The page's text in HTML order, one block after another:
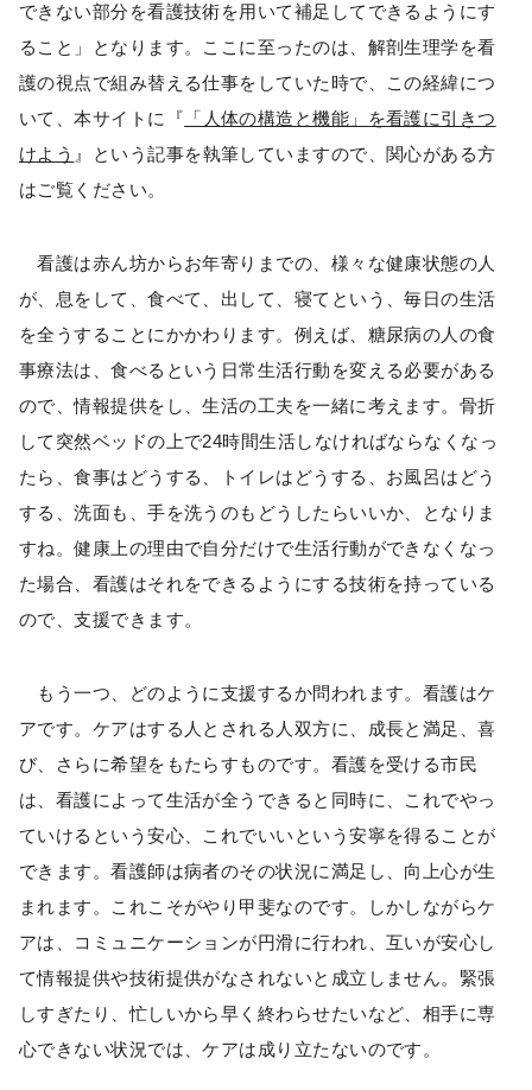
できない部分を看護技術を用いて補足してできるようにす
ること」となります。ここに至ったのは、解剖生理学を看
護の視点で組み替える仕事をしていた時で、この経緯につ
いて、本サイトに『 「人体の構造と機能」を看護に引きつ
けよう 』という記事を執筆していますので、関心がある方
はご覧ください。
看護は赤ん坊からお年寄りまでの、様々な健康状態の人
が、息をして、食べて、出して、寝てという、毎日の生活
を全うすることにかかわります。例えば、糖尿病の人の食
事療法は、食べるという日常生活行動を変える必要がある
ので、情報提供をし、生活の工夫を一緒に考えます。骨折
して突然ベッドの上で24時間生活しなければならなくなっ
たら、食事はどうする、トイレはどうする、お風呂はどう
する、洗面も、手を洗うのもどうしたらいいか、となりま
すね。健康上の理由で自分だけで生活行動ができなくなっ
た場合、看護はそれをできるようにする技術を持っている
ので、支援できます。
もう一つ、どのように支援するか問われます。看護はケ
アです。ケアはする人とされる人双方に、成長と満足、喜
び、さらに希望をもたらすものです。看護を受ける市民
は、看護によって生活が全うできると同時に、これでやっ
ていけるという安心、これでいいという安寧を得ることが
できます。看護師は病者のその状況に満足し、向上心が生
まれます。これこそがやり甲斐なのです。しかしながらケ
アは、コミュニケーションが円滑に行われ、互いが安心し
て情報提供や技術提供がなされないと成立しません。緊張
しすぎたり、忙しいから早く終わらせたいなど、相手に専
心できない状況では、ケアは成り立たないのです。